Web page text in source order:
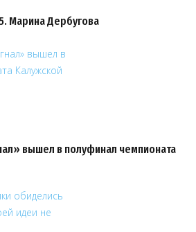
Марина Дербугова
вышел в полуфинал чемпионата